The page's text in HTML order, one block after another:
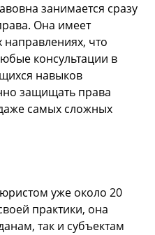
занимается сразу
Она имеет
направлениях, что
консультации в
навыков
защищать права
самых сложных
уже около 20
практики, она
так и субъектам